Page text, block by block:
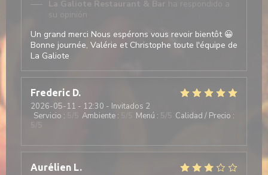
La Galiote Restaurant & Bar ha respondido a
su opinión
Un grand merci Nous espérons vous revoir bientôt 😀
Bonne journée, Valérie et Christophe toute l'équipe de
La Galiote
Frederic D
2026-05-11 - 12:30 - Invitados 2
Servicio : Ambiente : Menú : 5 /5 Calidad / Precio :
Aurélien L